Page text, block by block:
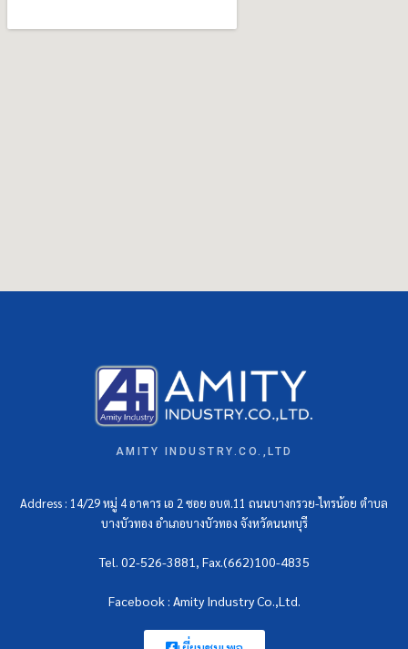
AMITY INDUSTRY.CO.,LTD
Address : 14/29 หมู่ 4 อาคาร เอ 2 ซอย อบต.11 ถนนบางกรวย-ไทรน้อย ตำบล
บางบัวทอง อำเภอบางบัวทอง จังหวัดนนทบุรี
Tel. 02-526-3881, Fax.(662)100-4835
Facebook : Amity Industry Co.,Ltd.